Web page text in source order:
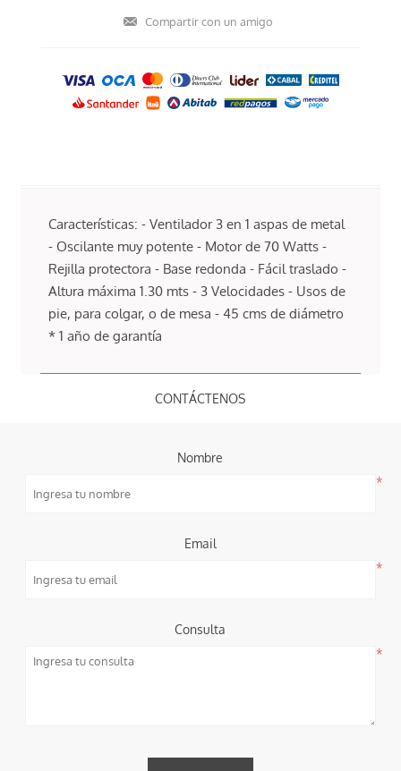
Características: - Ventilador 3 en 1 aspas de metal
- Oscilante muy potente - Motor de 70 Watts -
Rejilla protectora - Base redonda - Fácil traslado -
Altura máxima 1.30 mts - 3 Velocidades - Usos de
pie, para colgar, o de mesa - 45 cms de diámetro
* 1 año de garantía
CONTÁCTENOS
Nombre
*
Email
*
Consulta
*